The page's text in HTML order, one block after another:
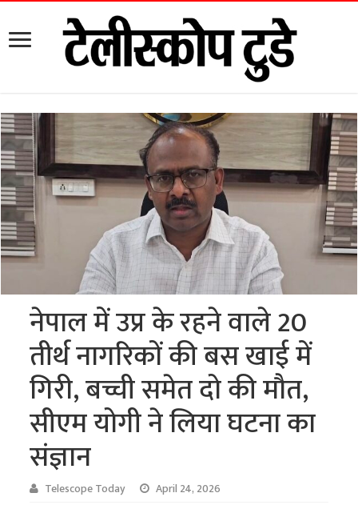
नेपाल में उप्र के रहने वाले 20
तीर्थ नागरिकों की बस खाई में
गिरी, बच्ची समेत दो की मौत,
सीएम योगी ने लिया घटना का
संज्ञान
Telescope Today April 24, 2026